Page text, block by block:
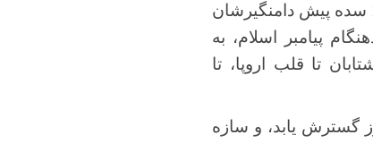
زنده ماندن مبارزه می‌کنند، و هر دو بهای سنگین شکستی کمرشکن را می‌پردازند، که در 14 سده پیش دامنگیرشان
پیامبر اسلام، به
تا قلب اروپا، تا
گسترش ‌یابد، و سازه‌